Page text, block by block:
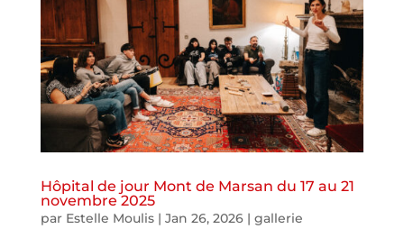
Hôpital de jour Mont de Marsan du 17 au 21
novembre 2025
par Estelle Moulis| Jan 26, 2026| gallerie